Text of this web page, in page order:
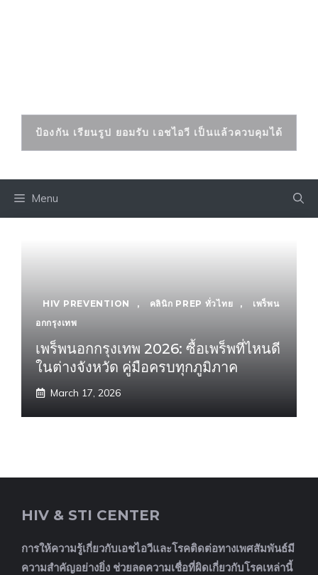
ป้องกัน เรียนรูป ยอมรับ เอชไอวี เป็นแล้วควบคุมได้
Menu
HIV PREVENTION , คลินิก PREP ทั่วไทย ,
เพร็พน
อกกรุงเทพ
เพร็พนอกกรุงเทพ 2026: ซื้อเพร็พที่ไหนดี
ในต่างจังหวัด คู่มือครบทุกภูมิภาค
March 17, 2026
HIV & STI CENTER
การให้ความรู้เกี่ยวกับเอชไอวีและโรคติดต่อทางเพศสัมพันธ์มี
ความสำคัญอย่างยิ่ง ช่วยลดความเชื่อที่ผิดเกี่ยวกับโรคเหล่านี้